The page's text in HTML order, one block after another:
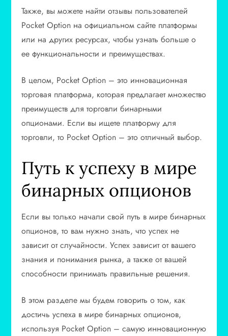
Также, вы можете найти отзывы пользователей
Pocket Option на официальном сайте платформы
или на других ресурсах, чтобы узнать больше о
ее функциональности и преимуществах.
В целом, Pocket Option – это инновационная
торговая платформа, которая предлагает множество
преимуществ для торговли бинарными
опционами. Если вы ищете платформу для
торговли, то Pocket Option – это отличный выбор.
Путь к успеху в мире
бинарных опционов
Если вы только начали свой путь в мире бинарных
опционов, то вам нужно знать, что успех не
зависит от случайности. Успех зависит от вашего
знания и понимания рынка, а также от вашей
способности принимать правильные решения.
В этом разделе мы будем говорить о том, как
достичь успеха в мире бинарных опционов,
используя Pocket Option – самую инновационную